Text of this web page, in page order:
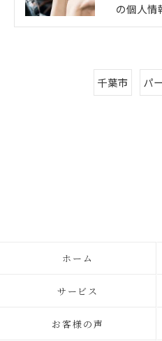
の個人
千葉市 パ
ホーム
サービス
お客様の声